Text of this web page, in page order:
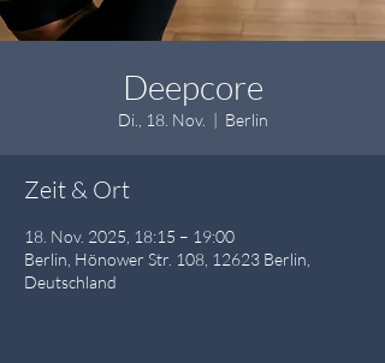
Deepcore
Di., 18. Nov.
  |
Berlin
Zeit & Ort
18. Nov. 2025, 18:15 – 19:00
Berlin, Hönower Str. 108, 12623 Berlin,
Deutschland